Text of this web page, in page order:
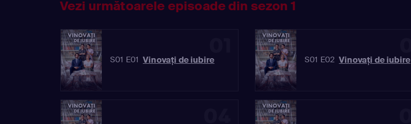
Vezi următoarele episoade din sezon 1
S01 E01 Vinovaţi de iubire S01 E02 Vinovaţi de iubire